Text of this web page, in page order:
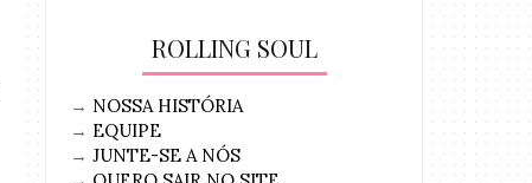
ROLLING SOUL
→ NOSSA HISTÓRIA
→ EQUIPE
→ JUNTE-SE A NÓS